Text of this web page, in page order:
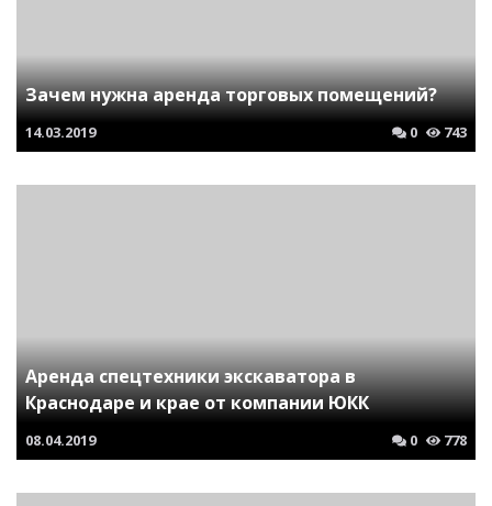
Зачем нужна аренда торговых помещений?
14.03.2019 0 743
Аренда спецтехники экскаватора в
Краснодаре и крае от компании ЮКК
08.04.2019 0 778